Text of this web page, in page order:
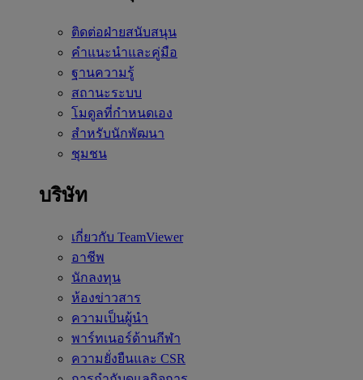
ติดต่อฝ่ายสนับสนุน
คำแนะนำและคู่มือ
ฐานความรู้
สถานะระบบ
โมดูลที่กำหนดเอง
สำหรับนักพัฒนา
ชุมชน
บริษัท
เกี่ยวกับ TeamViewer
อาชีพ
นักลงทุน
ห้องข่าวสาร
ความเป็นผู้นำ
พาร์ทเนอร์ด้านกีฬา
ความยั่งยืนและ CSR